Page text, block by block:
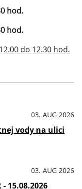
hod.
hod.
do 12.30 hod.
03. AUG 2026
vody na ulici
03. AUG 2026
15.08.2026